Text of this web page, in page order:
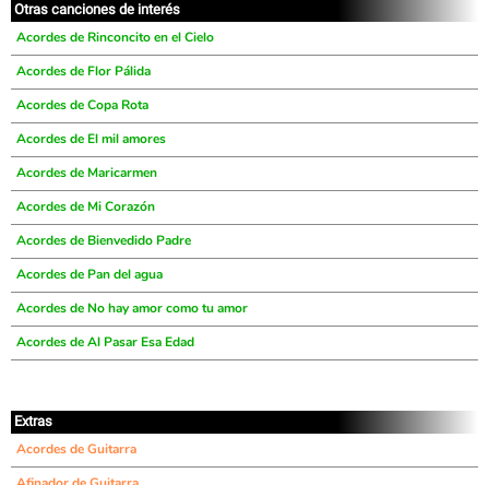
Otras canciones de interés
Acordes de Rinconcito en el Cielo
Acordes de Flor Pálida
Acordes de Copa Rota
Acordes de El mil amores
Acordes de Maricarmen
Acordes de Mi Corazón
Acordes de Bienvedido Padre
Acordes de Pan del agua
Acordes de No hay amor como tu amor
Acordes de Al Pasar Esa Edad
Extras
Acordes de Guitarra